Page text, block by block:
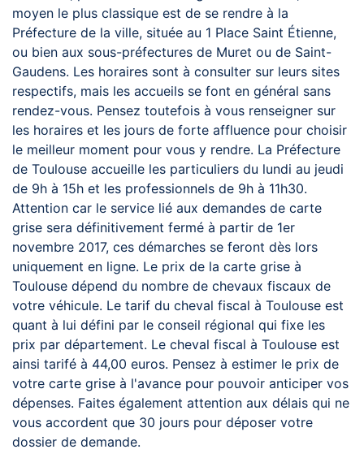
moyen le plus classique est de se rendre à la
Préfecture de la ville, située au 1 Place Saint Étienne,
ou bien aux sous-préfectures de Muret ou de Saint-
Gaudens. Les horaires sont à consulter sur leurs sites
respectifs, mais les accueils se font en général sans
rendez-vous. Pensez toutefois à vous renseigner sur
les horaires et les jours de forte affluence pour choisir
le meilleur moment pour vous y rendre. La Préfecture
de Toulouse accueille les particuliers du lundi au jeudi
de 9h à 15h et les professionnels de 9h à 11h30.
Attention car le service lié aux demandes de carte
grise sera définitivement fermé à partir de 1er
novembre 2017, ces démarches se feront dès lors
uniquement en ligne. Le prix de la carte grise à
Toulouse dépend du nombre de chevaux fiscaux de
votre véhicule. Le tarif du cheval fiscal à Toulouse est
quant à lui défini par le conseil régional qui fixe les
prix par département. Le cheval fiscal à Toulouse est
ainsi tarifé à 44,00 euros. Pensez à estimer le prix de
votre carte grise à l'avance pour pouvoir anticiper vos
dépenses. Faites également attention aux délais qui ne
vous accordent que 30 jours pour déposer votre
dossier de demande.